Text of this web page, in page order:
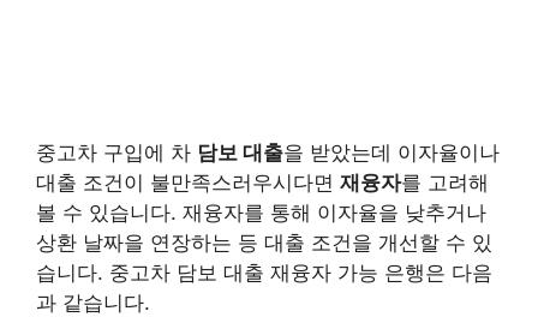
중고차 구입에 차 담보 대출을 받았는데 이자율이나
대출 조건이 불만족스러우시다면 재융자를 고려해
볼 수 있습니다. 재융자를 통해 이자율을 낮추거나
상환 날짜을 연장하는 등 대출 조건을 개선할 수 있
습니다. 중고차 담보 대출 재융자 가능 은행은 다음
과 같습니다.